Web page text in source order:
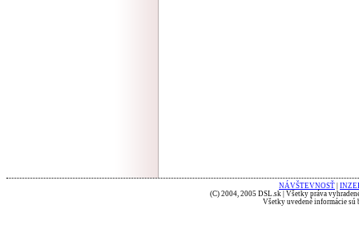
NÁVŠTEVNOSŤ
(C) 2004, 2005 DSL.sk | Všetky práva
Všetky uvedené informácie sú